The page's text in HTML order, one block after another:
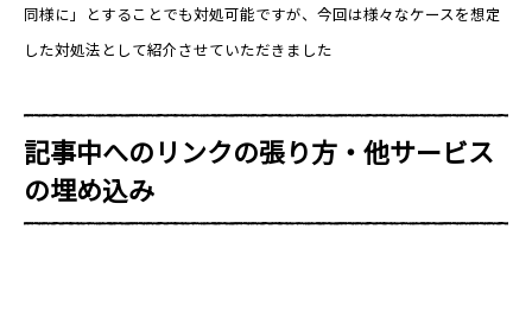
同様に」とすることでも対処可能ですが、今回は様々なケースを想定
した対処法として紹介させていただきました
記事中へのリンクの張り方・他サービス
の埋め込み